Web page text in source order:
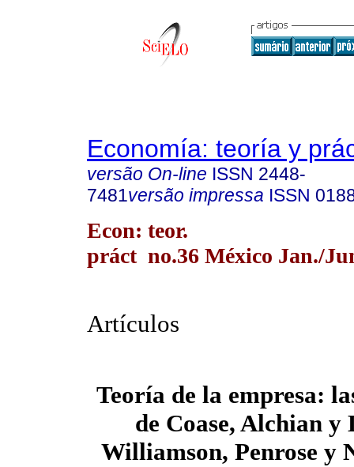
Economía: teoría y
versão On-line ISSN 2448-
7481versão impressa ISSN
Econ: teor.
práct no.36 México Jan./
Artículos
Teoría de la empresa:
de Coase, Alchian y
Williamson, Penrose y